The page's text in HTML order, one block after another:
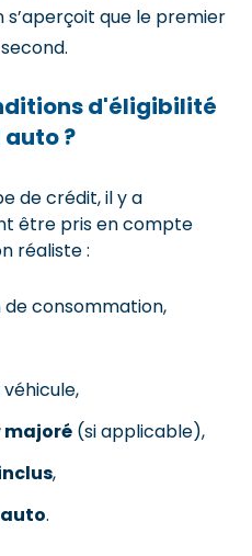
s’aperçoit que le premier
d'éligibilité
?
de crédit, il y a
être pris en compte
réaliste :
de consommation,
véhicule,
majoré (si applicable),
,
.